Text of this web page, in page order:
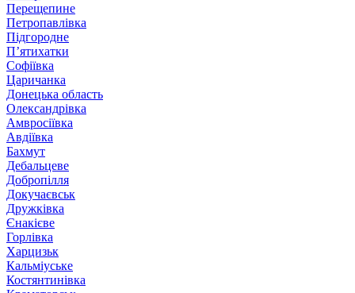
Перещепине
Петропавлівка
Підгородне
П’ятихатки
Софіївка
Царичанка
Донецька область
Олександрівка
Амвросіївка
Авдіївка
Бахмут
Дебальцеве
Добропілля
Докучаєвськ
Дружківка
Єнакієве
Горлівка
Харцизьк
Кальміуське
Костянтинівка